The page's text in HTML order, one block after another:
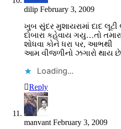
dilip February 3, 2009
ખુબ સુંદર મુશાયરામાં દાદ
દોબારા કહેવાય ગયુ…તો
શોધવા કોને ધરા પર, આભથી
આમ વીજળીનો ઝગારો થાય છે
Loading...
Reply
manvant February 3, 2009